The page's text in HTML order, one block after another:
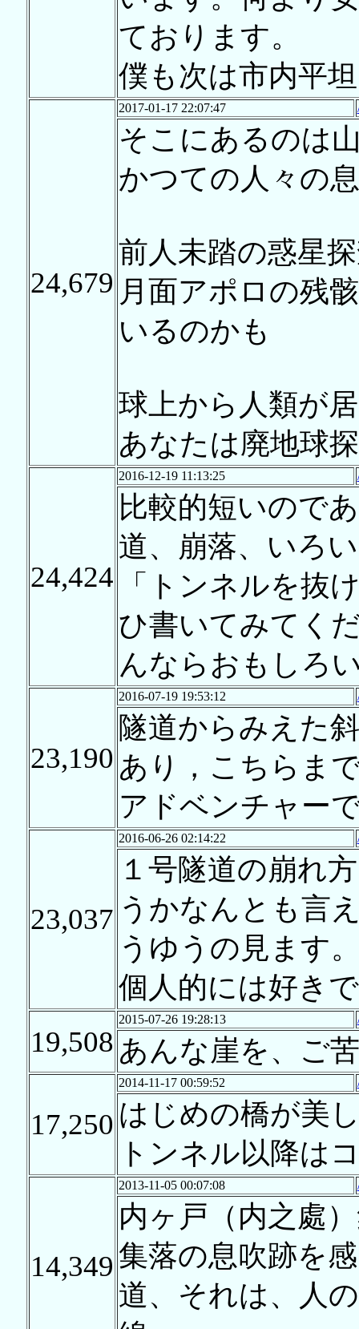
ております。
僕も次は市内平
24,679
2017-01-17 22:07:47
そこにあるのは
かつての人々の
前人未踏の惑星
月面アポロの残
いるのかも
球上から人類が
あなたは廃地球
24,424
2016-12-19 11:13:25
比較的短いので
道、崩落、いろ
「トンネルを抜
ひ書いてみてく
んならおもしろ
23,190
2016-07-19 19:53:12
隧道からみえた
あり，こちらま
アドベンチャー
23,037
2016-06-26 02:14:22
１号隧道の崩れ
うかなんとも言
うゆうの見ます
個人的には好き
19,508
2015-07-26 19:28:13
あんな崖を、ご
17,250
2014-11-17 00:59:52
はじめの橋が美
トンネル以降は
14,349
2013-11-05 00:07:08
内ヶ戸（内之處
集落の息吹跡を
道、それは、人